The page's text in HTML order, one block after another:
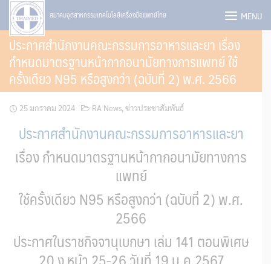
Skip
content
สมาคมอุตสาหกรรมเทคโนโลยีเครื่องมือแพทย์ไทย MENU
ประกาศสำนักงานคณะกรรมการอาหารและยา เรื่อง
กำหนดมาตรฐานหน้ากากอนามัยทางการแพทย์ ใช้
ครั้งเดียว N95 หรือสูงกว่า (ฉบับที่ 2) พ.ศ. 2566
25 มกราคม 2024 RA News, ข่าวประชาสัมพันธ์
ประกาศสำนักงานคณะกรรมการอาหารและยา
เรื่อง กำหนดมาตรฐานหน้ากากอนามัยทางการ
แพทย์
ใช้ครั้งเดียว N95 หรือสูงกว่า (ฉบับที่ 2)พ.ศ.
2566
ประกาศในราชกิจจานุเบกษา เล่ม 141 ตอนพิเศษ